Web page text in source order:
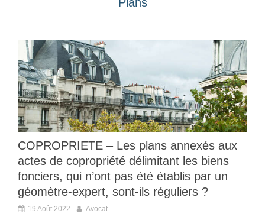
COPROPRIETE – Les plans annexés aux
actes de copropriété délimitant les biens
fonciers, qui n’ont pas été établis par un
géomètre-expert, sont-ils réguliers ?
19 Août 2022 Avocat